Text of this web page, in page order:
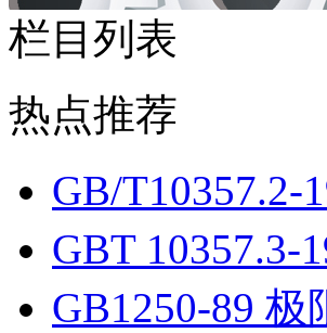
栏目列表
热点推荐
GB/T10357.2-
GBT 10357.3-
GB1250-89